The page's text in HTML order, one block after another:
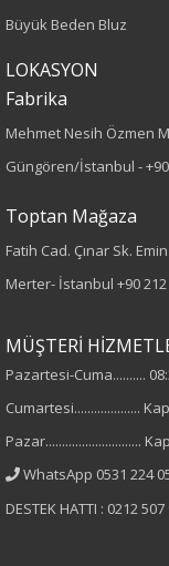
Dokuma
Düz
Kumaş
Cinsiyet
Kadın
Truvakar Kol
Büyük Beden Bluz
LOKASYON
Fabrika
Mehmet Nesih Özmen
Güngören/İstanbul -
Toptan Mağaza
Fatih Cad. Çınar Sk.
Merter- İstanbul +90
MÜŞTERİ
Pazartesi-Cuma..........
Cumartesi....................
Pazar.............................
WhatsApp 0531 224
DESTEK HATTI : 0212